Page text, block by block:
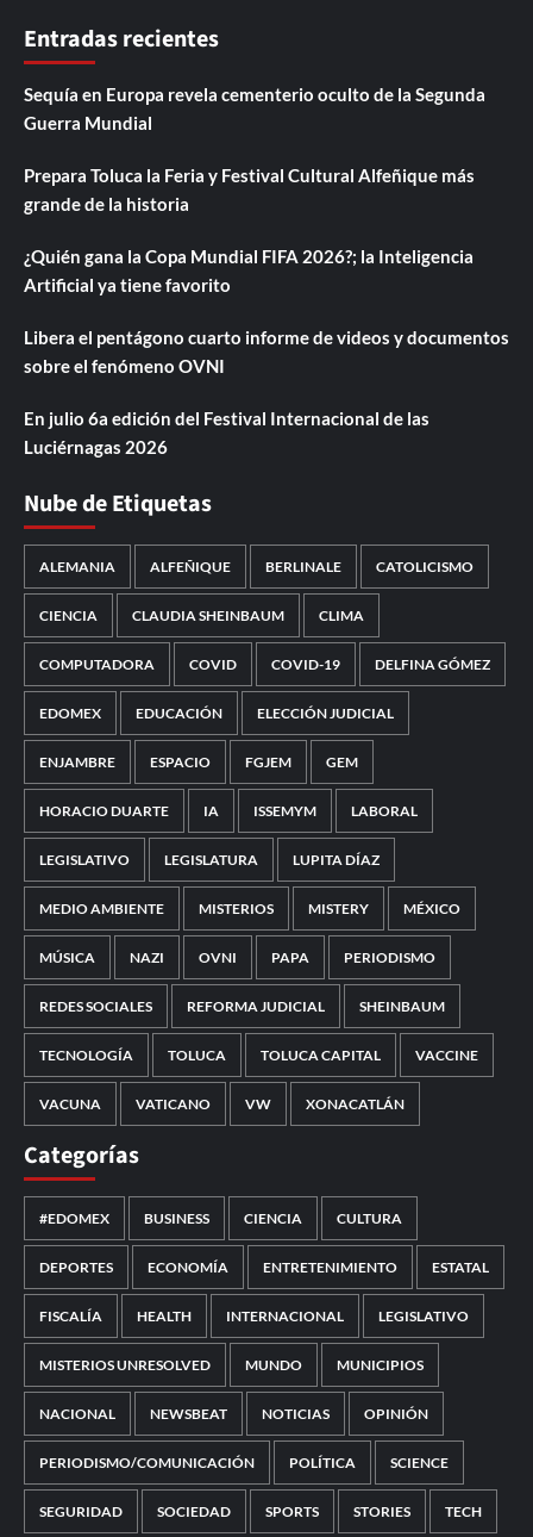
Entradas recientes
Sequía en Europa revela cementerio oculto de la Segunda
Guerra Mundial
Prepara Toluca la Feria y Festival Cultural Alfeñique más
grande de la historia
¿Quién gana la Copa Mundial FIFA 2026?; la Inteligencia
Artificial ya tiene favorito
Libera el pentágono cuarto informe de videos y documentos
sobre el fenómeno OVNI
En julio 6a edición del Festival Internacional de las
Luciérnagas 2026
Nube de Etiquetas
ALEMANIA ALFEÑIQUE BERLINALE CATOLICISMO
CIENCIA CLAUDIA SHEINBAUM CLIMA
COMPUTADORA COVID COVID-19 DELFINA GÓMEZ
EDOMEX EDUCACIÓN ELECCIÓN JUDICIAL
ENJAMBRE ESPACIO FGJEM GEM
HORACIO DUARTE IA ISSEMYM LABORAL
LEGISLATIVO LEGISLATURA LUPITA DÍAZ
MEDIO AMBIENTE MISTERIOS MISTERY MÉXICO
MÚSICA NAZI OVNI PAPA PERIODISMO
REDES SOCIALES REFORMA JUDICIAL SHEINBAUM
TECNOLOGÍA TOLUCA TOLUCA CAPITAL VACCINE
VACUNA VATICANO VW XONACATLÁN
Categorías
#EDOMEX BUSINESS CIENCIA CULTURA
DEPORTES ECONOMÍA ENTRETENIMIENTO ESTATAL
FISCALÍA HEALTH INTERNACIONAL LEGISLATIVO
MISTERIOS UNRESOLVED MUNDO MUNICIPIOS
NACIONAL NEWSBEAT NOTICIAS OPINIÓN
PERIODISMO/COMUNICACIÓN POLÍTICA SCIENCE
SEGURIDAD SOCIEDAD SPORTS STORIES TECH